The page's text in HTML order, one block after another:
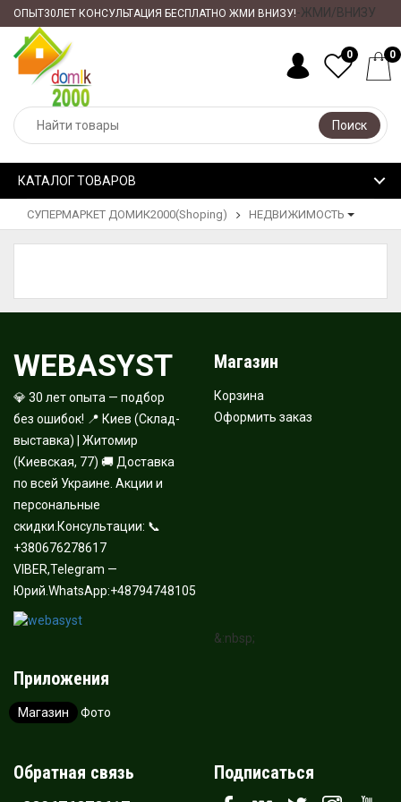
ОПЫТ30ЛЕТ КОНСУЛЬТАЦИЯ БЕСПЛАТНО ЖМИ ВНИЗУ!-ЖМИ/ВНИЗУ
Поиск
0 0
КАТАЛОГ ТОВАРОВ
СУПЕРМАРКЕТ ДОМИК2000(Shoping) НЕДВИЖИМОСТЬ
WEBASYST
💎 30 лет опыта — подбор
без ошибок! 📍 Киев (Склад-
выставка) | Житомир
(Киевская, 77) 🚚 Доставка
по всей Украине. Акции и
персональные
скидки.Консультации: 📞
+380676278617
VIBER,Telegram —
Юрий.WhatsApp:+48794748105
Магазин
Корзина
Оформить заказ
Приложения
Магазин Фото
&:nbsp;
Обратная связь Подписаться